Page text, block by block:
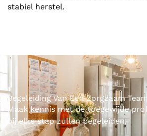
stabiel herstel.
Begeleiding Van Een Zorgzaam Team
Maak kennis met de toegewijde
bij elke stap zullen begeleiden.